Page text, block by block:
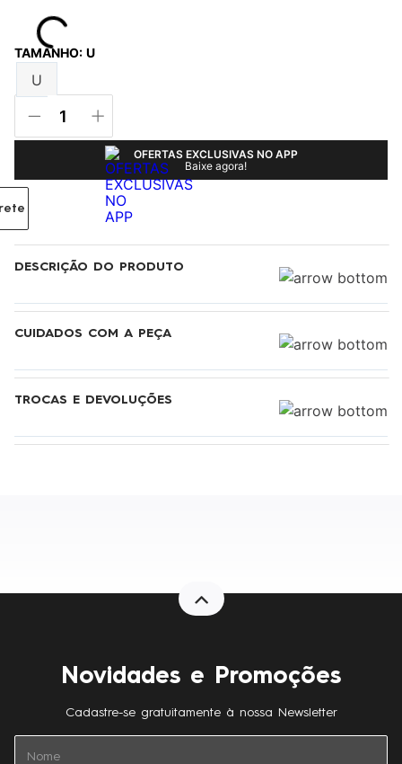
TAMANHO: U
U
OFERTAS EXCLUSIVAS NO APP
Baixe agora!
DESCRIÇÃO DO PRODUTO
CUIDADOS COM A PEÇA
TROCAS E DEVOLUÇÕES
Novidades e Promoções
Cadastre-se gratuitamente à nossa Newsletter